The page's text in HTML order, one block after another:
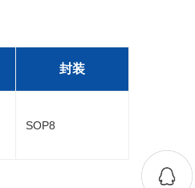
封装
SOP8